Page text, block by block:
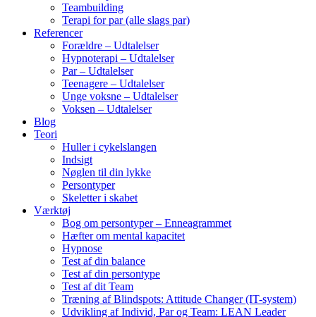
Teambuilding
Terapi for par (alle slags par)
Referencer
Forældre – Udtalelser
Hypnoterapi – Udtalelser
Par – Udtalelser
Teenagere – Udtalelser
Unge voksne – Udtalelser
Voksen – Udtalelser
Blog
Teori
Huller i cykelslangen
Indsigt
Nøglen til din lykke
Persontyper
Skeletter i skabet
Værktøj
Bog om persontyper – Enneagrammet
Hæfter om mental kapacitet
Hypnose
Test af din balance
Test af din persontype
Test af dit Team
Træning af Blindspots: Attitude Changer (IT-system)
Udvikling af Individ, Par og Team: LEAN Leader